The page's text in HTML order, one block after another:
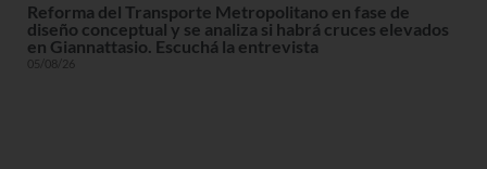
Reforma del Transporte Metropolitano en fase de
diseño conceptual y se analiza si habrá cruces elevados
en Giannattasio. Escuchá la entrevista
05/08/26